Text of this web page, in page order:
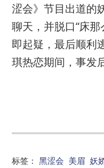
涩会》节目出道的
聊天，并脱口“床那
即起疑，最后顺利
琪热恋期间，事发
标签： 黑涩会 美眉 妖